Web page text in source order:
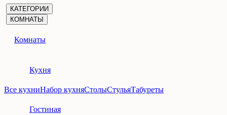
КАТЕГОРИИ
КОМНАТЫ
Комнаты
Кухня
Все кухниНабор кухняСтолыСтульяТабуреты
Гостиная